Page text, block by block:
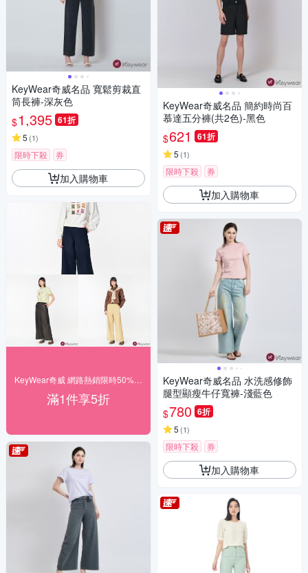
KeyWear奇威名品 寬鬆剪裁直
筒長褲-深灰色
$1,395 61折
5 (1)
限時下殺 券
加入購物車
滿1件享5折
KeyWear奇威名品 簡約時尚百
慕達五分褲(共2色)-黑色
$621 61折
5 (1)
限時下殺 券
加入購物車
KeyWear奇威名品 水洗感修飾
腿型顯瘦牛仔寬褲-淺藍色
$780 6折
5 (1)
限時下殺 券
加入購物車